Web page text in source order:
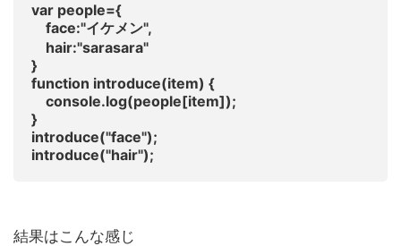
var people={
face:"イケメン",
hair:"sarasara"
}
function introduce(item) {
console.log(people[item]);
}
introduce("face");
introduce("hair");
結果はこんな感じ